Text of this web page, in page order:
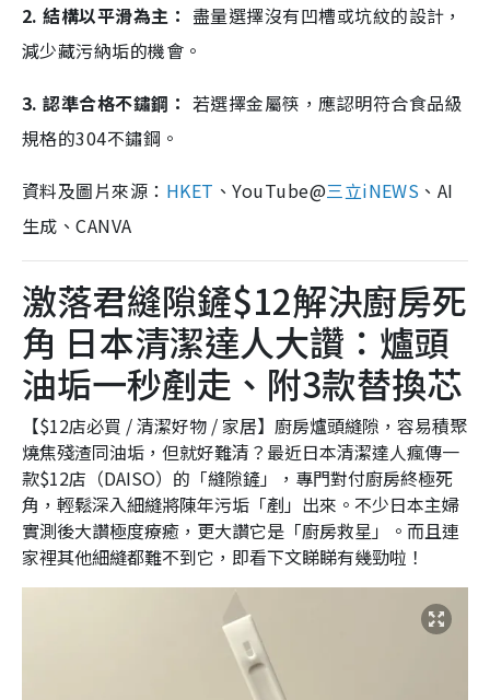
2. 結構以平滑為主： 盡量選擇沒有凹槽或坑紋的設計，
減少藏污納垢的機會。
3. 認準合格不鏽鋼： 若選擇金屬筷，應認明符合食品級
規格的304不鏽鋼。
資料及圖片來源： HKET 、YouTube@三立iNEWS 、AI
生成、CANVA
激落君縫隙鏟$12解決廚房死
角 日本清潔達人大讚：爐頭
油垢一秒剷走、附3款替換芯
【$12店必買 / 清潔好物 / 家居】廚房爐頭縫隙，容易積聚
燒焦殘渣同油垢，但就好難清？最近日本清潔達人瘋傳一
款$12店（DAISO）的「縫隙鏟」，專門對付廚房終極死
角，輕鬆深入細縫將陳年污垢「剷」出來。不少日本主婦
實測後大讚極度療癒，更大讚它是「廚房救星」。而且連
家裡其他細縫都難不到它，即看下文睇睇有幾勁啦！